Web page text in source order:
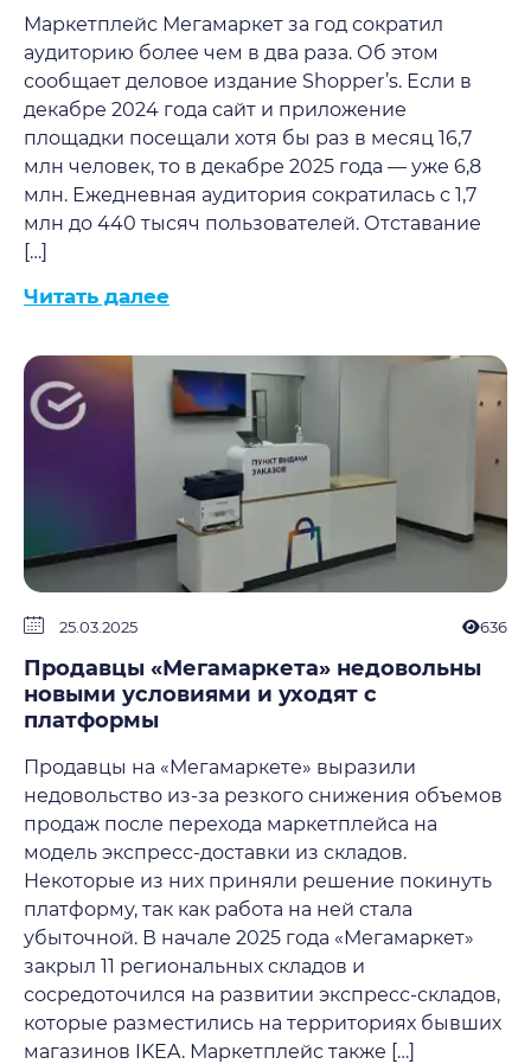
Маркетплейс Мегамаркет за год сократил
аудиторию более чем в два раза. Об этом
сообщает деловое издание Shopper’s. Если в
декабре 2024 года сайт и приложение
площадки посещали хотя бы раз в месяц 16,7
млн человек, то в декабре 2025 года — уже 6,8
млн. Ежедневная аудитория сократилась с 1,7
млн до 440 тысяч пользователей. Отставание
[…]
Читать далее
25.03.2025 636
Продавцы «Мегамаркета» недовольны
новыми условиями и уходят с
платформы
Продавцы на «Мегамаркете» выразили
недовольство из-за резкого снижения объемов
продаж после перехода маркетплейса на
модель экспресс-доставки из складов.
Некоторые из них приняли решение покинуть
платформу, так как работа на ней стала
убыточной. В начале 2025 года «Мегамаркет»
закрыл 11 региональных складов и
сосредоточился на развитии экспресс-складов,
которые разместились на территориях бывших
магазинов IKEA. Маркетплейс также […]